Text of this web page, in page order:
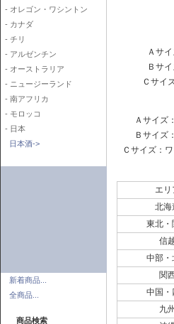
- オレゴン・ワシントン
- カナダ
- チリ
- アルゼンチン
- オーストラリア
- ニュージーランド
- 南アフリカ
- モロッコ
- 日本
日本酒->
新着商品...
全商品...
商品検索
Ａサ
Ｂサ
Ｃサイ
Ａサイズ
Ｂサイズ
Ｃサイズ：
エリ
北海
東北・
信
中部・
関
中国・
九州